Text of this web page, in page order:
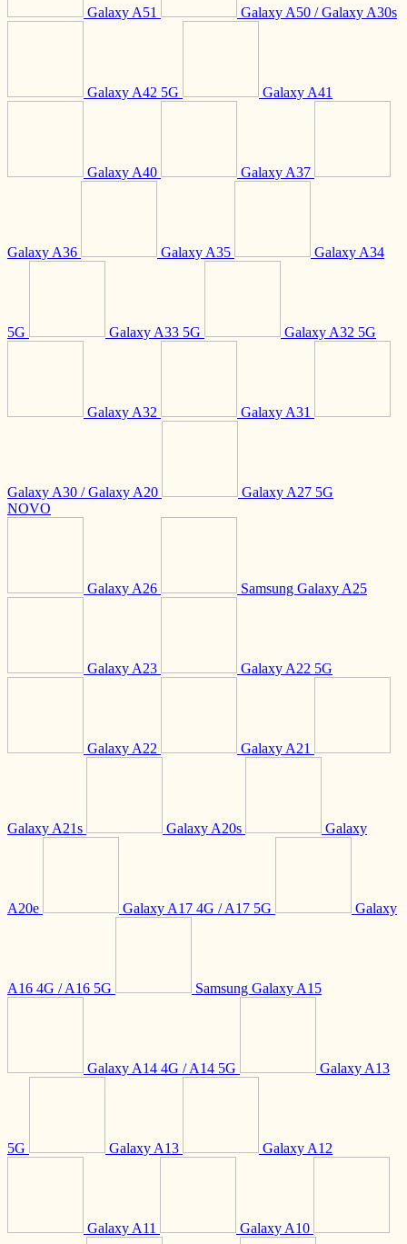
Galaxy A51 Galaxy A50 / Galaxy A30s
Galaxy A42 5G Galaxy A41
Galaxy A40 Galaxy A37
Galaxy A36 Galaxy A35 Galaxy A34
5G Galaxy A33 5G Galaxy A32 5G
Galaxy A32 Galaxy A31
Galaxy A30 / Galaxy A20
Galaxy A27 5G
NOVO
Galaxy A26 Samsung Galaxy A25
Galaxy A23 Galaxy A22 5G
Galaxy A22 Galaxy A21
Galaxy A21s Galaxy A20s Galaxy
A20e Galaxy A17 4G / A17 5G Galaxy
A16 4G / A16 5G Samsung Galaxy A15
Galaxy A14 4G / A14 5G Galaxy A13
5G Galaxy A13 Galaxy A12
Galaxy A11 Galaxy A10